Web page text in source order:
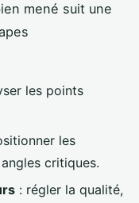
mené suit une
les points
les
critiques.
: régler la qualité,